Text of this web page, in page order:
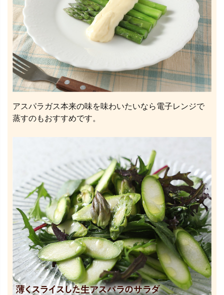
アスパラガス本来の味を味わいたいなら電子レンジで
蒸すのもおすすめです。